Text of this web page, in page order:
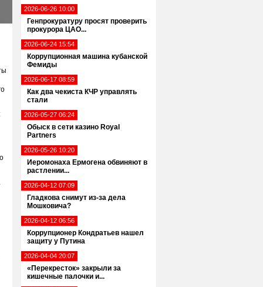
2026-06-26 10:00
Генпрокуратуру просят проверить
прокурора ЦАО...
2026-06-24 15:54
Коррупционная машина кубанской
Фемиды
2026-06-17 08:59
Как два чекиста КЧР управлять
стали
2026-05-27 06:24
Обыск в сети казино Royal
Partners
2026-05-26 10:20
Иеромонаха Ермогена обвиняют в
растлении...
2026-04-12 07:09
Гладкова снимут из-за дела
Мошковича?
2026-04-12 06:56
Коррупционер Кондратьев нашел
защиту у Путина
2026-04-04 20:07
«Перекресток» закрыли за
кишечные палочки и...